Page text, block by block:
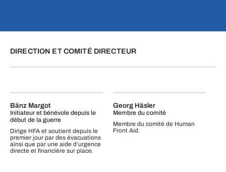
DIRECTION ET COMITÉ DIRECTEUR
Bänz Margot
Initiateur et bénévole depuis le
début de la guerre
Dirige HFA et soutient depuis le
premier jour par des évacuations
ainsi que par une aide d’urgence
directe et financière sur place.
Georg Häsler
Membre du comité
Membre du comité de Human
Front Aid.